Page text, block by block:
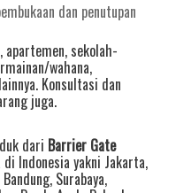
dan penutupan
sekolah-
wahana,
Konsultasi dan
juga.
dari Barrier Gate
Indonesia yakni Jakarta,
Bandung, Surabaya,